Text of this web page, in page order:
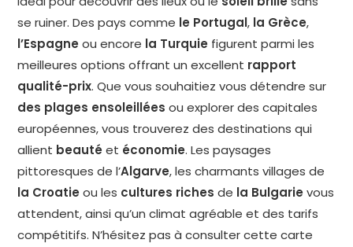
se ruiner. Des pays comme le Portugal, la Grèce,
l’Espagne ou encore la Turquie figurent parmi les
meilleures options offrant un excellent rapport
qualité-prix. Que vous souhaitiez vous détendre sur
des plages ensoleillées ou explorer des capitales
européennes, vous trouverez des destinations qui
allient beauté et économie. Les paysages
pittoresques de l’Algarve, les charmants villages de
la Croatie ou les cultures riches de la Bulgarie vous
attendent, ainsi qu’un climat agréable et des tarifs
compétitifs. N’hésitez pas à consulter cette carte